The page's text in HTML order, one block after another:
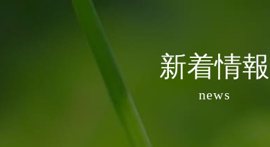
新着情報
news